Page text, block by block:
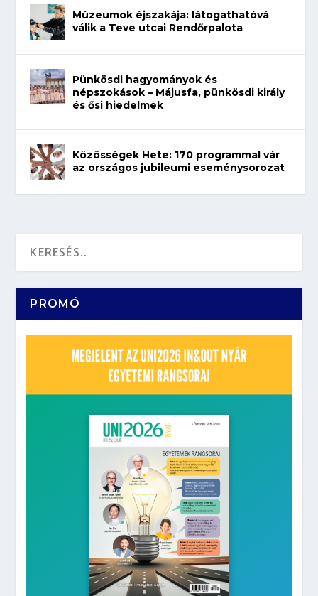
Múzeumok éjszakája: látogathatóvá
válik a Teve utcai Rendőrpalota
Pünkösdi hagyományok és
népszokások – Májusfa, pünkösdi király
és ősi hiedelmek
Közösségek Hete: 170 programmal vár
az országos jubileumi eseménysorozat
PROMÓ